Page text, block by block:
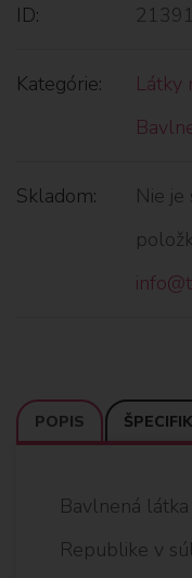
ID:
Kategórie: Látky
Skladom:
Nie
POPIS
Bavlnená
Republike v